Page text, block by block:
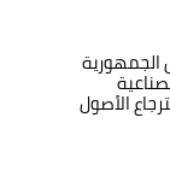
الأصول